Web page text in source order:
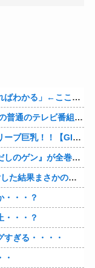
【ワンピース】ゾロ「女だぞ」エネル「見ればわかる」←ここ好きすぎるｗｗｗｗｗｗｗｗｗｗｗｗｗ
海外「全部日本の真似だったのか…」 日本の普通のテレビ番組が最新SNSの数十年先を行っていたと話題に
白戸ゆめのアナ セクシーニットのノースリーブ巨乳！！【GIF動画あり】
戦中戦後の広島を舞台にした名作漫画『はだしのゲン』が全巻50％オフで買える激安セール開催！！このチャンスを見逃すな！！
【画像】爆乳∧∨女優(22)さん、熊本に寄付した結果まさかの事態に・・・・・・
・・・？
・・・？
すぎる・・・・
・